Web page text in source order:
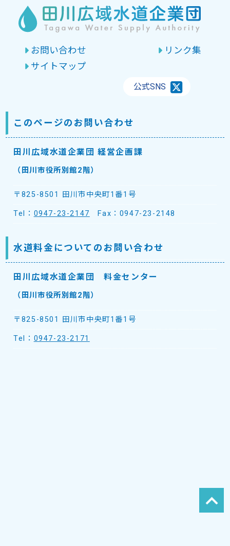
お問い合わせ
リンク集
サイトマップ
公式SNS
このページのお問い合わせ
田川広域水道企業団 経営企画課
（田川市役所別館2階）
〒825-8501 田川市中央町1番1号
Tel： 0947-23-2147 Fax：0947-23-2148
水道料金についてのお問い合わせ
田川広域水道企業団 料金センター
（田川市役所別館2階）
〒825-8501 田川市中央町1番1号
Tel： 0947-23-2171